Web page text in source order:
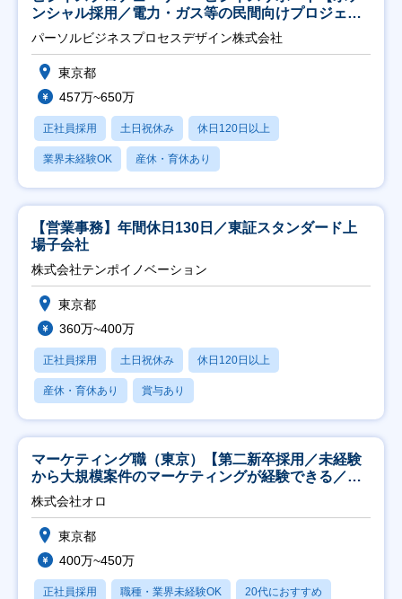
ンシャル採用／電力・ガス等の民間向けプロジェク
ト推進】
パーソルビジネスプロセスデザイン株式会社
東京都
457万~650万
正社員採用 土日祝休み 休日120日以上
業界未経験OK 産休・育休あり
【営業事務】年間休日130日／東証スタンダード上
場子会社
株式会社テンポイノベーション
東京都
360万~400万
正社員採用 土日祝休み 休日120日以上
産休・育休あり 賞与あり
マーケティング職（東京）【第二新卒採用／未経験
から大規模案件のマーケティングが経験できる／研
修充実】
株式会社オロ
東京都
400万~450万
正社員採用 職種・業界未経験OK 20代におすすめ